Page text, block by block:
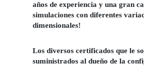
años de experiencia y una gran
simulaciones con diferentes
dimensionales!
Los diversos certificados que le
suministrados al dueño de la